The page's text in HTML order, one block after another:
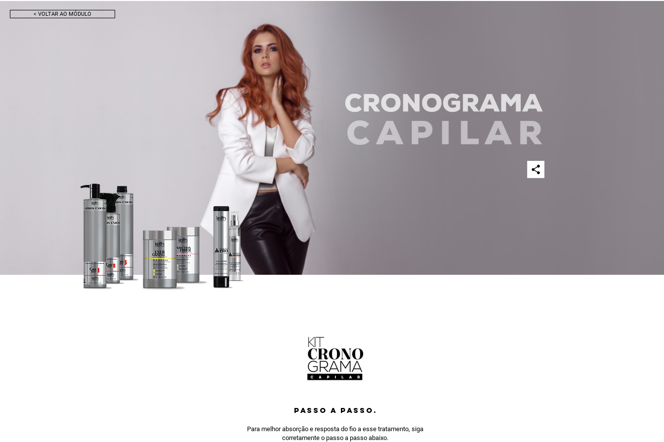
< VOLTAR AO MÓDULO
PASSO A PASSO.
Para melhor absorção e resposta do fio a esse tratamento, siga
corretamente o passo a passo abaixo.